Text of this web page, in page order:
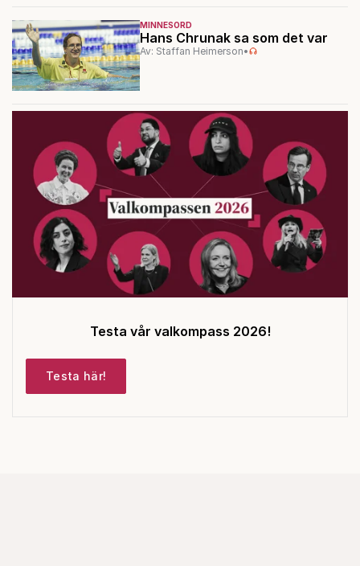
MINNESORD
Hans Chrunak sa som det var
Av: Staffan Heimerson•
Testa vår valkompass 2026!
Testa här!